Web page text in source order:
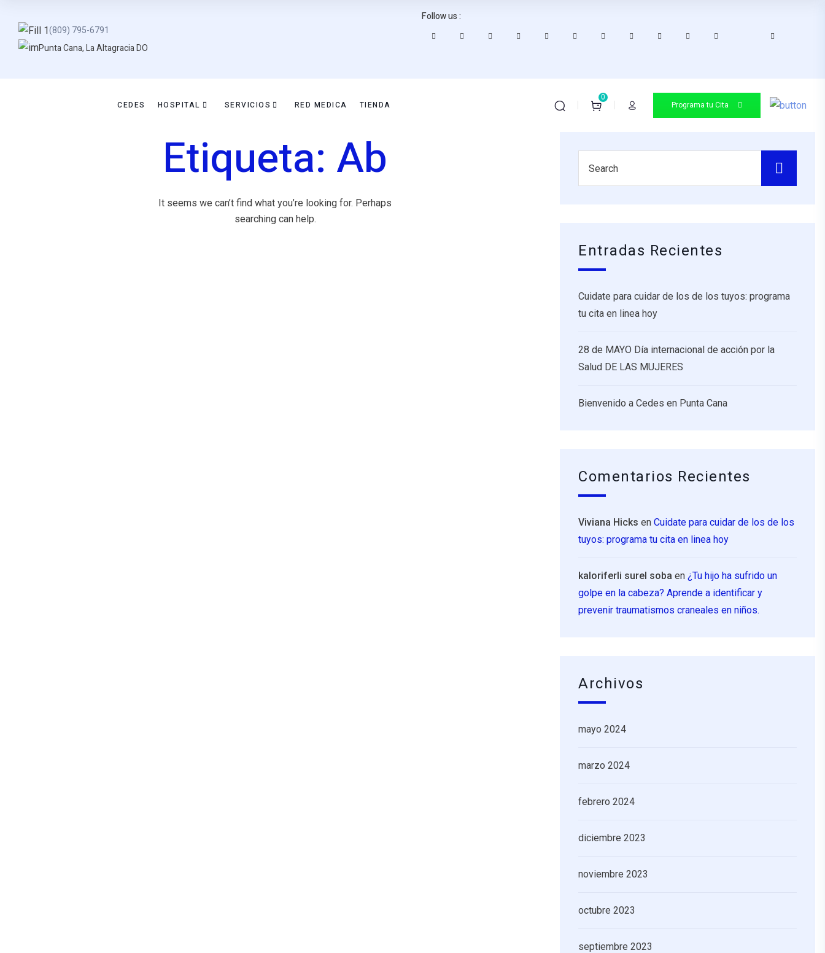
(809) 795-6791
Punta Cana, La Altagracia DO
Follow us :
CEDES HOSPITAL SERVICIOS RED MEDICA TIENDA
0
Programa tu Cita
Etiqueta: Ab
It seems we can’t find what you’re looking for. Perhaps
searching can help.
Entradas Recientes
Cuidate para cuidar de los de los tuyos: programa
tu cita en linea hoy
28 de MAYO Día internacional de acción por la
Salud DE LAS MUJERES
Bienvenido a Cedes en Punta Cana
Comentarios Recientes
Viviana Hicks en Cuidate para cuidar de los de los
tuyos: programa tu cita en linea hoy
kaloriferli surel soba en ¿Tu hijo ha sufrido un
golpe en la cabeza? Aprende a identificar y
prevenir traumatismos craneales en niños.
Archivos
mayo 2024
marzo 2024
febrero 2024
diciembre 2023
noviembre 2023
octubre 2023
septiembre 2023